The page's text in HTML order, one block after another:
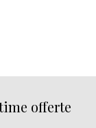
offerte